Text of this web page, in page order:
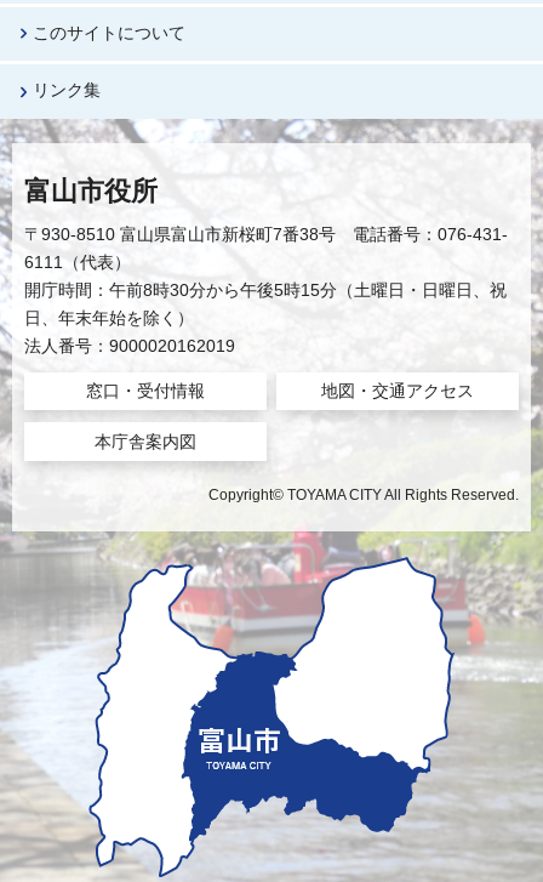
このサイトについて
リンク集
富山市役所
〒930-8510 富山県富山市新桜町7番38号 電話番号：076-431-
6111（代表）
開庁時間：午前8時30分から午後5時15分（土曜日・日曜日、祝
日、年末年始を除く）
法人番号：9000020162019
窓口・受付情報 地図・交通アクセス
本庁舎案内図
Copyright© TOYAMA CITY All Rights Reserved.